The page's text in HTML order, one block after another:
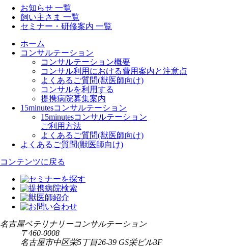
お知らせ 一覧
飼い主さま 一覧
セミナー・研修案内 一覧
ホーム
コンサルテーション
コンサルテーション概要
コンサル利用における費用案内と注意点
よくあるご質問(獣医師向け)
コンサルを利用する
提携病院募集案内
15minutesコンサルテーション
15minutesコンサルテーション
ご利用方法
よくあるご質問(獣医師向け)
よくあるご質問(獣医師向け)
コンテンツに戻る
名古屋ベテリナリーコンサルテーション
〒460-0008
名古屋市中区栄5丁目26-39 GS栄ビル3F